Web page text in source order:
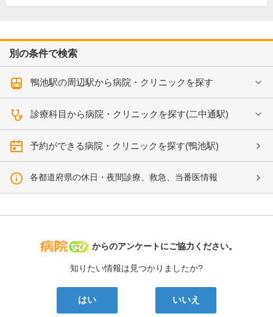
別の条件で検索
鴨池駅の周辺駅から病院・クリニックを探す
診療科目から病院・クリニックを探す(二中通駅)
予約ができる病院・クリニックを探す(鴨池駅)
各都道府県の休日・夜間診療、救急、当番医情報
病院なび
からのアンケートにご協力ください。
知りたい情報は見つかりましたか?
はい いいえ